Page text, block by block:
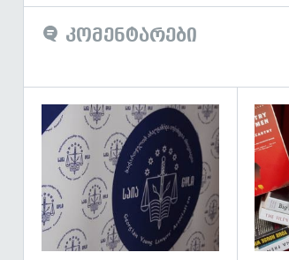
კომენტარები